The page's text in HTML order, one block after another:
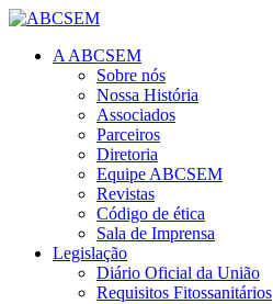
A ABCSEM
Sobre nós
Nossa História
Associados
Parceiros
Diretoria
Equipe ABCSEM
Revistas
Código de ética
Sala de Imprensa
Legislação
Diário Oficial da União
Requisitos Fitossanitários